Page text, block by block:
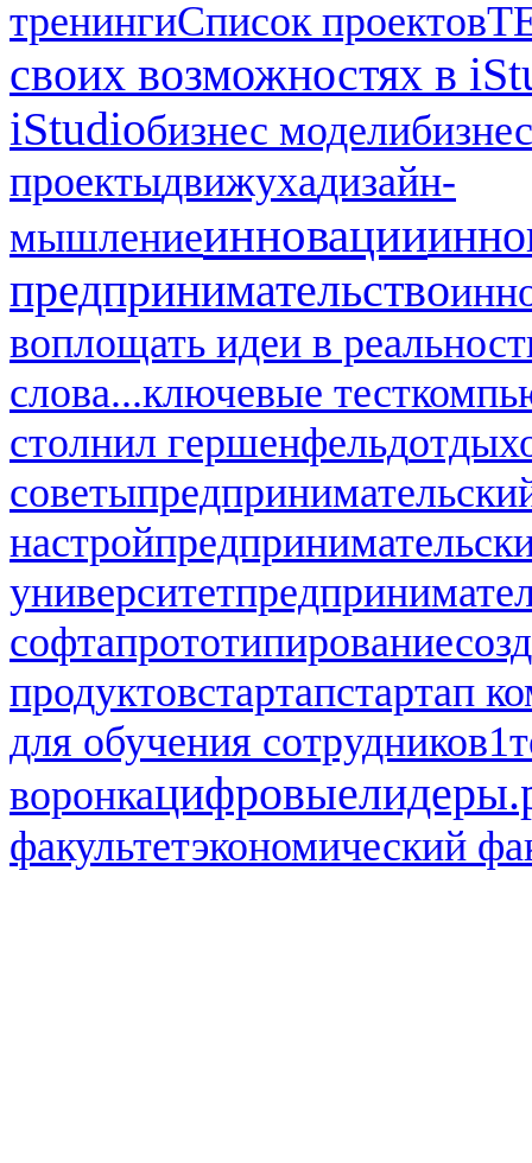
тренингиСписок проектов
своих возможностях в
iStudioбизнес модели
проектыдвижухадизайн-
мышлениеинновации
предпринимательство
воплощать идеи в
слова...ключевые тест
столнил гершенфельдотдых
советы
настрой
университет
софтапрототипирование
продуктовстартапстартап
для обучения сотрудников1
воронка
факультетэкономический